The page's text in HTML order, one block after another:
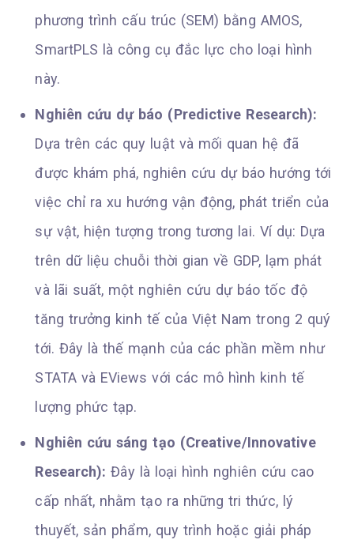
phương trình cấu trúc (SEM) bằng AMOS,
SmartPLS là công cụ đắc lực cho loại hình
này.
Nghiên cứu dự báo (Predictive Research):
Dựa trên các quy luật và mối quan hệ đã
được khám phá, nghiên cứu dự báo hướng tới
việc chỉ ra xu hướng vận động, phát triển của
sự vật, hiện tượng trong tương lai. Ví dụ: Dựa
trên dữ liệu chuỗi thời gian về GDP, lạm phát
và lãi suất, một nghiên cứu dự báo tốc độ
tăng trưởng kinh tế của Việt Nam trong 2 quý
tới. Đây là thế mạnh của các phần mềm như
STATA và EViews với các mô hình kinh tế
lượng phức tạp.
Nghiên cứu sáng tạo (Creative/Innovative
Research): Đây là loại hình nghiên cứu cao
cấp nhất, nhằm tạo ra những tri thức, lý
thuyết, sản phẩm, quy trình hoặc giải pháp